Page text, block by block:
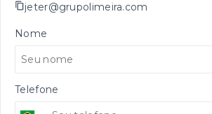
jeter@grupolimeira.com
Nome
Telefone